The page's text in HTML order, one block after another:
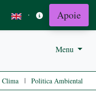
· Apoie
Menu
Clima | Politica Ambiental